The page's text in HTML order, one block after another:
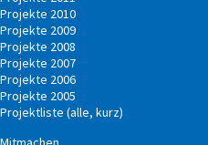
Projekte 2010
Projekte 2009
Projekte 2008
Projekte 2007
Projekte 2006
Projekte 2005
Projektliste (alle, kurz)